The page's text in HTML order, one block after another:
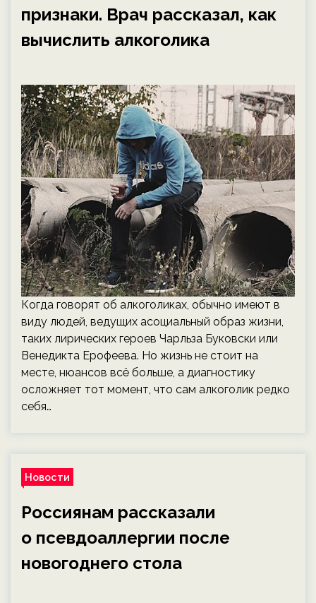
признаки. Врач рассказал, как
вычислить алкоголика
Когда говорят об алкоголиках, обычно имеют в
виду людей, ведущих асоциальный образ жизни,
таких лирических героев Чарльза Буковски или
Венедикта Ерофеева. Но жизнь не стоит на
месте, нюансов всё больше, а диагностику
осложняет тот момент, что сам алкоголик редко
себя…
Новости
Россиянам рассказали
о псевдоаллергии после
новогоднего стола